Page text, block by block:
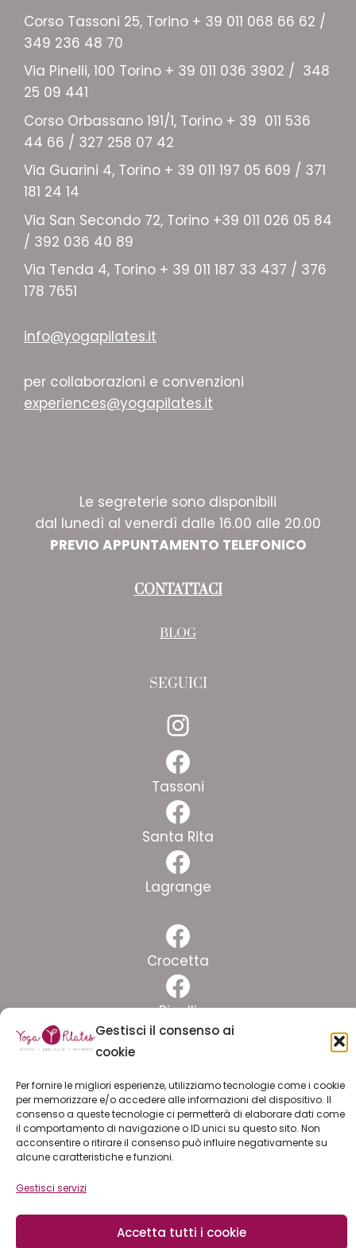
Gestisci il consenso ai
cookie
Per fornire le migliori esperienze, utilizziamo tecnologie come i cookie
per memorizzare e/o accedere alle informazioni del dispositivo. Il
consenso a queste tecnologie ci permetterà di elaborare dati come
il comportamento di navigazione o ID unici su questo sito. Non
acconsentire o ritirare il consenso può influire negativamente su
alcune caratteristiche e funzioni.
Gestisci servizi
Accetta tutti i cookie
Corso Tassoni 25, Torino + 39 011 068 66 62 /
349 236 48 70
Via Pinelli, 100 Torino + 39 011 036 3902 / 348
25 09 441
Corso Orbassano 191/1, Torino + 39 011 536
44 66 / 327 258 07 42
Via Guarini 4, Torino + 39 011 197 05 609 / 371
181 24 14
Via San Secondo 72, Torino +39 011 026 05 84
/ 392 036 40 89
Via Tenda 4, Torino + 39 011 187 33 437 / 376
178 7651
info@yogapilates.it
per collaborazioni e convenzioni
experiences@yogapilates.it
Le segreterie sono disponibili
dal lunedì al venerdì dalle 16.00 alle 20.00
PREVIO APPUNTAMENTO TELEFONICO
CONTATTACI
BLOG
SEGUICI
Instagram
Facebook
Tassoni
Facebook
Santa Rita
Facebook
Lagrange
Facebook
Crocetta
Facebook
Pinelli
ISCRIVITI ALLA NEWSLETTER
LAVORA CON NOI